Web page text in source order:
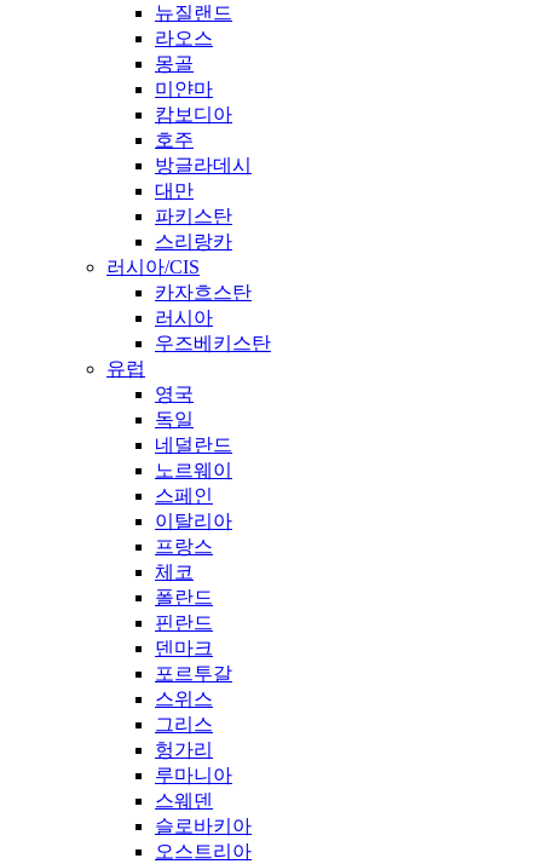
뉴질랜드
라오스
몽골
미얀마
캄보디아
호주
방글라데시
대만
파키스탄
스리랑카
러시아/CIS
카자흐스탄
러시아
우즈베키스탄
유럽
영국
독일
네덜란드
노르웨이
스페인
이탈리아
프랑스
체코
폴란드
핀란드
덴마크
포르투갈
스위스
그리스
헝가리
루마니아
스웨덴
슬로바키아
오스트리아